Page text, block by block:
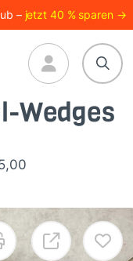
– jetzt 40 % sparen →
Wedges